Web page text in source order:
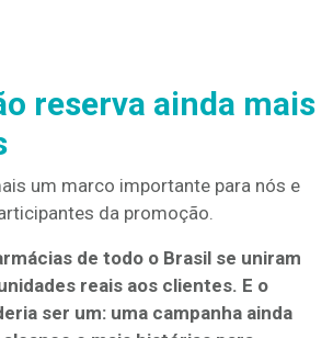
reserva ainda mais
um marco importante para nós e
da promoção.
de todo o Brasil se uniram
reais aos clientes. E o
ser um: uma campanha ainda